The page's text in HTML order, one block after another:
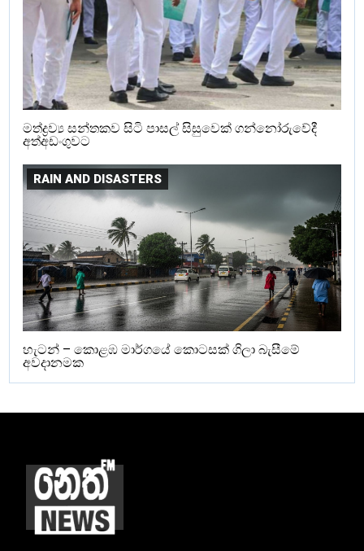
මත්ද්‍රව්‍ය සන්තකව සිටි පාසල් සිසුවෙක් ගන්නෝරුවේදී
අත්අඩංගුවට
RAIN AND DISASTERS
හැටන් – කොළඹ මාර්ගයේ කොටසක් ගිලා බැසීමේ
අවදානමක